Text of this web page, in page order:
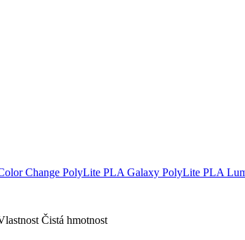
Change PolyLite PLA Galaxy PolyLite PLA
Čistá hmotnost